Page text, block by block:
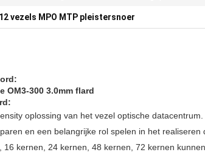
12 vezels MPO MTP pleistersnoer
OM3-300 3.0mm flard
oplossing van het vezel optische datacentrum.
en een belangrijke rol spelen in het realiseren
16 kernen, 24 kernen, 48 kernen, 72 kernen kunnen